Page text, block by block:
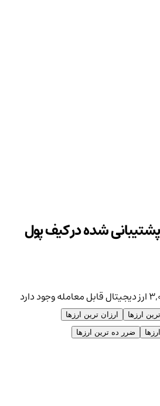
شده در کیف پول
ارزها
ارزان ترین ارزها
ضرر ده ترین ارزها